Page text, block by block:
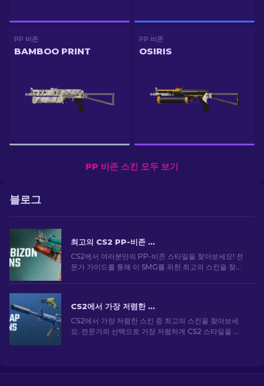
PP 비존
BAMBOO PRINT
PP 비존
OSIRIS
PP 비존 스킨 모두 보기
블로그
최고의 CS2 PP-비존 스킨 [2026]
CS2에서 여러분만의 PP-비존 스타일을 찾아보세요! 전
문가 가이드를 통해 이 SMG를 위한 최고의 스킨을 찾아
CS2에서 가장 저렴한 스킨 [2026]
CS2에서 가장 저렴한 스킨 중 최고의 스킨을 찾아보세
요. 전문가의 선택으로 가장 저렴하게 CS2 스타일을 업